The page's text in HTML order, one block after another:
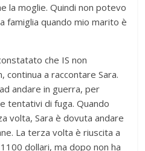
la moglie. Quindi non potevo
famiglia quando mio marito è
che IS non
continua a raccontare Sara.
andare in guerra, per
di fuga. Quando
volta, Sara è dovuta andare
La terza volta è riuscita a
dollari, ma dopo non ha